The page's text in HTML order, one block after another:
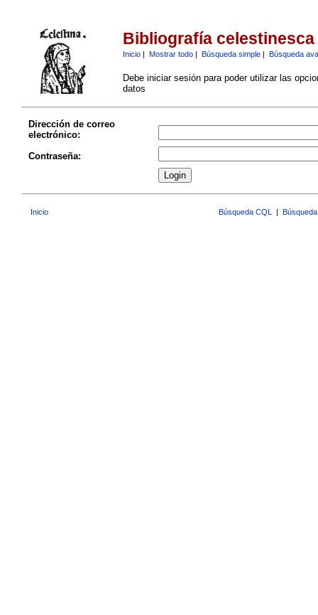
Bibliografía celestinesca
Inicio| Mostrar todo| Búsqueda simple| Búsqueda
Debe iniciar sesión para poder utilizar las
datos
Dirección de correo
electrónico:
Contraseña:
Inicio Búsqueda CQL |